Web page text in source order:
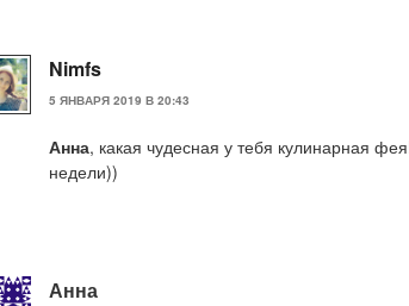
Nimfs
5 ЯНВАРЯ 2019 В 20:43
Анна, какая чудесная у тебя кулинарная
недели))
Анна